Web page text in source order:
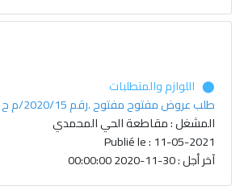
⬤ اللوازم والمتطلبات
طلب عروض مفتوح مفتوح .رقم 2020/15/م ح م.(جلسة عمومية)
المشغل : مقاطعة الحي المحمدي
Publié le : 11-05-2021
آخر أجل : 30-11-2020 00:00:00